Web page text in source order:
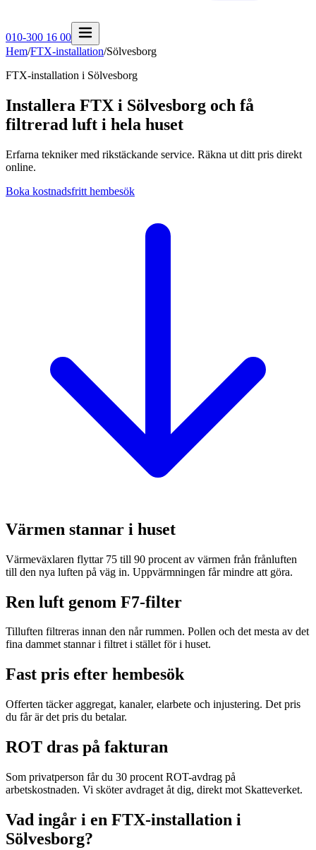
010-300 16 00
Hem/FTX-installation/Sölvesborg
FTX-installation i Sölvesborg
Installera FTX i Sölvesborg och få
filtrerad luft i hela huset
Erfarna tekniker med rikstäckande service. Räkna ut ditt pris direkt
online.
Boka kostnadsfritt hembesök
Värmen stannar i huset
Värmeväxlaren flyttar 75 till 90 procent av värmen från frånluften
till den nya luften på väg in. Uppvärmningen får mindre att göra.
Ren luft genom F7-filter
Tilluften filtreras innan den når rummen. Pollen och det mesta av det
fina dammet stannar i filtret i stället för i huset.
Fast pris efter hembesök
Offerten täcker aggregat, kanaler, elarbete och injustering. Det pris
du får är det pris du betalar.
ROT dras på fakturan
Som privatperson får du 30 procent ROT-avdrag på
arbetskostnaden. Vi sköter avdraget åt dig, direkt mot Skatteverket.
Vad ingår i en FTX-installation i
Sölvesborg?